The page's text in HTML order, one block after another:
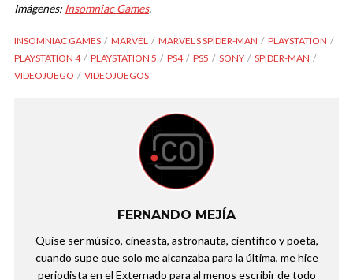
Imágenes: Insomniac Games.
INSOMNIAC GAMES MARVEL MARVEL'S SPIDER-MAN
PLAYSTATION
PLAYSTATION 4
PLAYSTATION 5 PS4 PS5 SONY
SPIDER-MAN
VIDEOJUEGO
VIDEOJUEGOS
FERNANDO MEJÍA
Quise ser músico, cineasta, astronauta, científico y poeta,
cuando supe que solo me alcanzaba para la última, me hice
periodista en el Externado para al menos escribir de todo